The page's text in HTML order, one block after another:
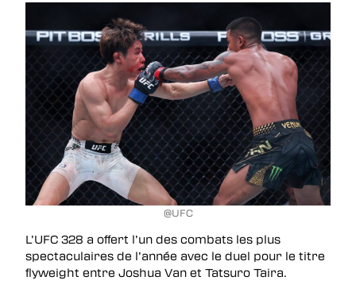
@UFC
L’UFC 328 a offert l’un des combats les plus
spectaculaires de l’année avec le duel pour le titre
flyweight entre Joshua Van et Tatsuro Taira.